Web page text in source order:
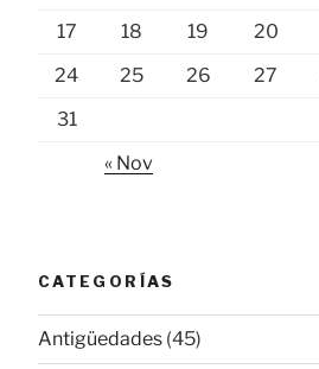
17
18 19 20
24
25 26 27
31
« Nov
CATEGORÍAS
Antigüedades (45)